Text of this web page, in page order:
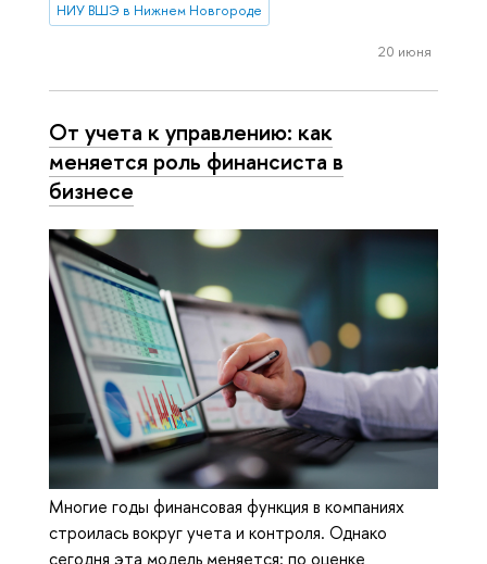
НИУ ВШЭ в Нижнем Новгороде
20 июня
От учета к управлению: как
меняется роль финансиста в
бизнесе
Многие годы финансовая функция в компаниях
строилась вокруг учета и контроля. Однако
сегодня эта модель меняется: по оценке